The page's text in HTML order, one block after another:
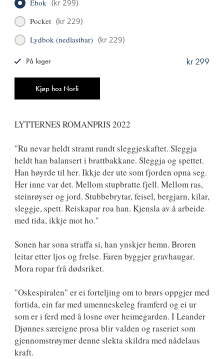
Ebok (kr 299)
Pocket (kr 229)
Lydbok (nedlastbar) (kr 229)
Kjøp hos Norli
kr 299
På lager
LYTTERNES ROMANPRIS 2022
"Ru nevar heldt stramt rundt sleggjeskaftet. Sleggja
heldt han balansert i brattbakkane. Sleggja og spettet.
Han høyrde til her. Ikkje der ute som fjorden opna seg.
Her inne var det. Mellom stupbratte fjell. Mellom ras,
steinrøyser og jord. Stubbebrytar, feisel, bergjarn, kilar,
sleggje, spett. Reiskapar roa han. Kjensla av å arbeide
med tida, ikkje mot ho."
Sonen har sona straffa si, han ynskjer hemn. Broren
leitar etter ljos og frelse. Faren byggjer gravhaugar.
Mora ropar frå dødsriket.
"Oskespiralen" er ei forteljing om to brørs oppgjer med
fortida, ein far med umenneskeleg framferd og ei ur
som er i ferd med å losne over heimegarden. I Leander
Djønnes særeigne prosa blir valden og raseriet som
gjennomstrøymer denne slekta skildra med nådelaus
kraft.